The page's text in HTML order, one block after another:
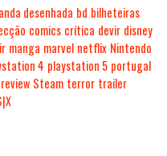
desenhada bd bilheteiras
comics crítica devir disney
manga marvel netflix Nintendo
4 playstation 5 portugal
review Steam terror trailer